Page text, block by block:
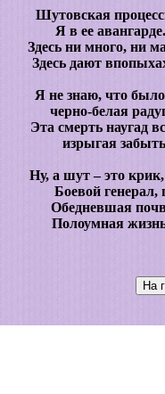
Шутовская
Я в ее
Здесь ни много, ни
Здесь дают
Я не знаю, что
черно-белая
Эта смерть наугад
изрыгая
Ну, а шут – это
Боевой
Обедневшая
Полоумная